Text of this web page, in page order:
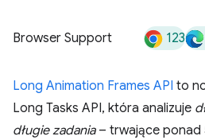
Browser Support 123
Long Animation Frames API to
Long Tasks API, która analizuje
długie zadania– trwające ponad